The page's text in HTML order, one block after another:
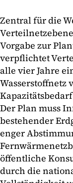
Zentral für die
Vorgabe zur
verpflichtet
alle vier Jahre
Wasserstoffnetz
Der Plan muss
bestehender
enger
öffentliche
durch die